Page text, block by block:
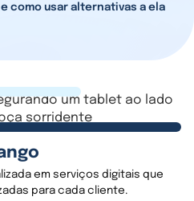
como usar alternativas a ela
em serviços digitais que
para cada cliente.